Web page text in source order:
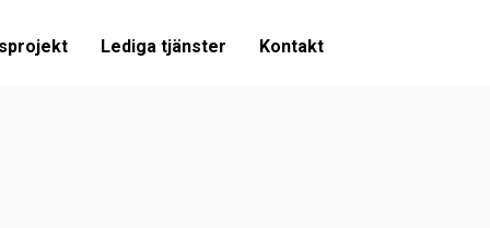
Lediga tjänster Kontakt